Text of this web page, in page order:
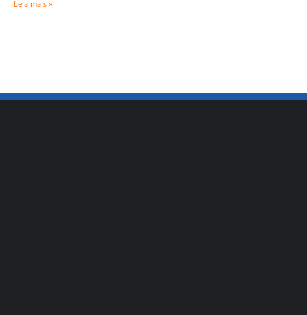
Leia mais »